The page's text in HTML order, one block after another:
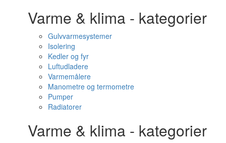
Varme & klima - kategorier
Gulvvarmesystemer
Isolering
Kedler og fyr
Luftudladere
Varmemålere
Manometre og termometre
Pumper
Radiatorer
Varme & klima - kategorier